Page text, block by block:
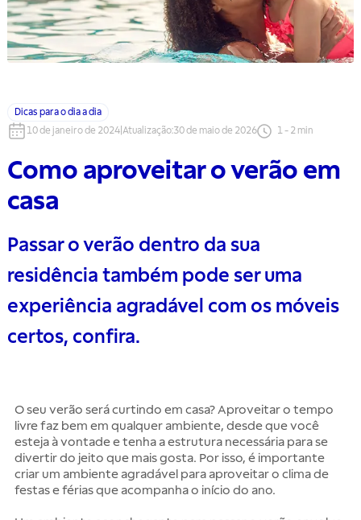
Dicas para o dia a dia
10 de janeiro de 2024 Atualização:30 de maio de 2026 1- 2 min
Como aproveitar o verão em
casa
Passar o verão dentro da sua
residência também pode ser uma
experiência agradável com os móveis
certos, confira.
O seu verão será curtindo em casa? Aproveitar o tempo
livre faz bem em qualquer ambiente, desde que você
esteja à vontade e tenha a estrutura necessária para se
divertir do jeito que mais gosta. Por isso, é importante
criar um ambiente agradável para aproveitar o clima de
festas e férias que acompanha o início do ano.